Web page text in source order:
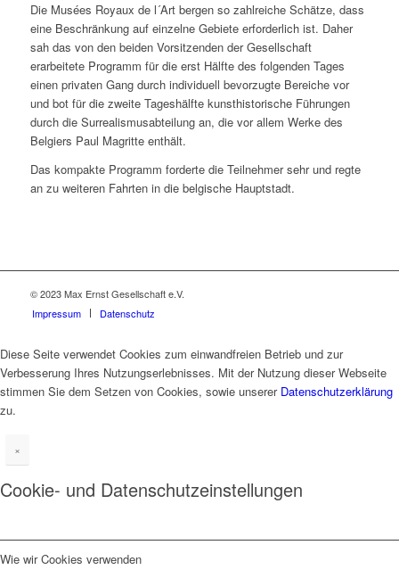
Die Musées Royaux de l´Art bergen so zahlreiche Schätze, dass
eine Beschränkung auf einzelne Gebiete erforderlich ist. Daher
sah das von den beiden Vorsitzenden der Gesellschaft
erarbeitete Programm für die erst Hälfte des folgenden Tages
einen privaten Gang durch individuell bevorzugte Bereiche vor
und bot für die zweite Tageshälfte kunsthistorische Führungen
durch die Surrealismusabteilung an, die vor allem Werke des
Belgiers Paul Magritte enthält.
Das kompakte Programm forderte die Teilnehmer sehr und regte
an zu weiteren Fahrten in die belgische Hauptstadt.
© 2023 Max Ernst Gesellschaft e.V.
Impressum
Datenschutz
Diese Seite verwendet Cookies zum einwandfreien Betrieb und zur
Verbesserung Ihres Nutzungserlebnisses. Mit der Nutzung dieser Webseite
stimmen Sie dem Setzen von Cookies, sowie unserer Datenschutzerklärung
zu.
×
Cookie- und Datenschutzeinstellungen
Wie wir Cookies verwenden